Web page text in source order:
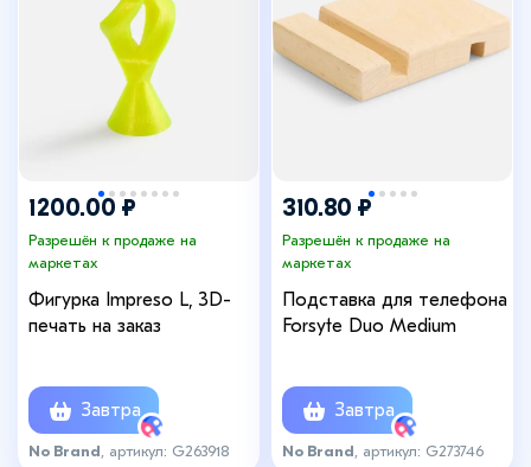
1200.00 ₽
Разрешён к продаже на
маркетах
Фигурка Impreso L, 3D-
печать на заказ
Завтра
No Brand , артикул: G263918
310.80 ₽
Разрешён к продаже на
маркетах
Подставка для телефона
Forsyte Duo Medium
Завтра
No Brand , артикул: G273746